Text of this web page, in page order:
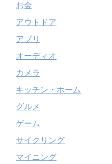
お金
アウトドア
アプリ
オーディオ
カメラ
キッチン・ホーム
グルメ
ゲーム
サイクリング
マイニング